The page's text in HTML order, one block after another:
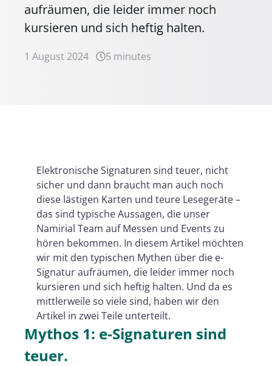
aufräumen, die leider immer noch
kursieren und sich heftig halten.
1 August 2024 5 minutes
Elektronische Signaturen sind teuer, nicht
sicher und dann braucht man auch noch
diese lästigen Karten und teure Lesegeräte –
das sind typische Aussagen, die unser
Namirial Team auf Messen und Events zu
hören bekommen. In diesem Artikel möchten
wir mit den typischen Mythen über die e-
Signatur aufräumen, die leider immer noch
kursieren und sich heftig halten. Und da es
mittlerweile so viele sind, haben wir den
Artikel in zwei Teile unterteilt.
Mythos 1: e-Signaturen sind
teuer.